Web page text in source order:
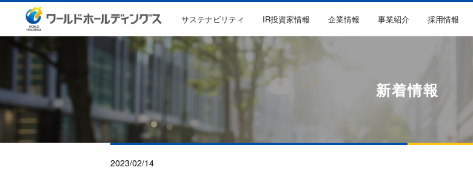
サステナビリティ IR投資家情報 企業情報 事業紹介 採用情報
新着情報
2023/02/14